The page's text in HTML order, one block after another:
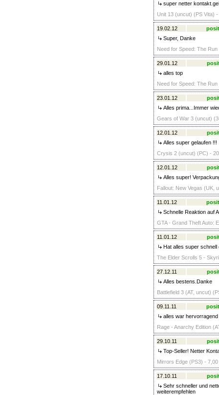
super netter
Unit 13 (uncut) (PS Vita)
19.02.12
Super, Danke
Need for Speed: The
29.01.12
alles top
Need for Speed: The
23.01.12
Alles prima...Immer
Gears of War 3 (uncut)
12.01.12
Alles super gelaufen !!!
Crysis 2 (uncut) (PC) -
12.01.12
Alles super!
Fallout: New Vegas (UK,
11.01.12
Schnelle Reaktion auf
GTA - Grand Theft Auto:
11.01.12
Hat alles super schnell
The Elder Scrolls 5 -
27.12.11
Alles bestens.Danke
Battlefield 3 (AT, uncut)
09.11.11
alles war
Rage - Anarchy Edition
29.10.11
Top-Seller! Netter
Mirrors Edge (PS3) - 7,00
17.10.11
Sehr schneller und
weiterempfehlen